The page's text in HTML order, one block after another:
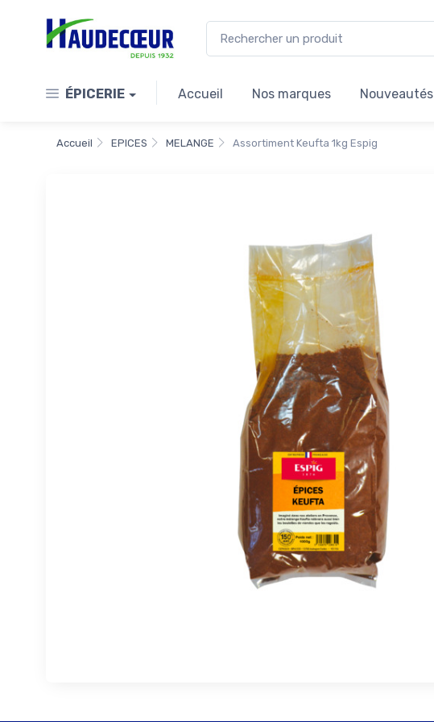
ÉPICERIE Accueil Nos marques Nouveautés
Accueil EPICES MELANGE Assortiment Keufta 1kg Espig